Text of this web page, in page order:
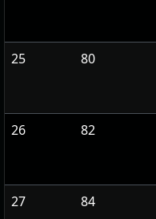
25
80
26
82
27
84